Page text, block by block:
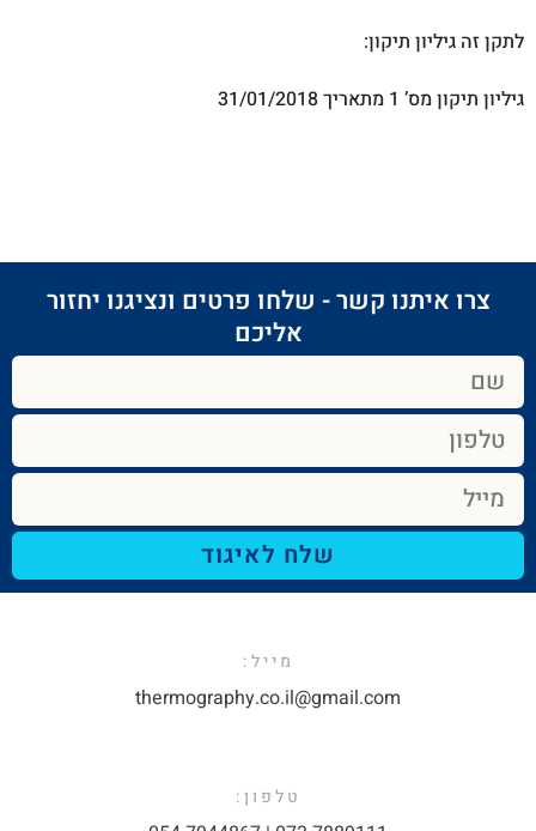
לתקן זה גיליון תיקון:
גיליון תיקון מס’ 1 מתאריך 31/01/2018
צרו איתנו קשר - שלחו פרטים ונציגנו יחזור
אליכם​
שלח לאיגוד
מייל:​
thermography.co.il@gmail.com​
טלפון: